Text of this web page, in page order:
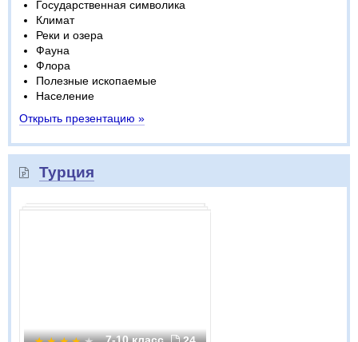
Государственная символика
Климат
Реки и озера
Фауна
Флора
Полезные ископаемые
Население
Открыть презентацию »
Турция